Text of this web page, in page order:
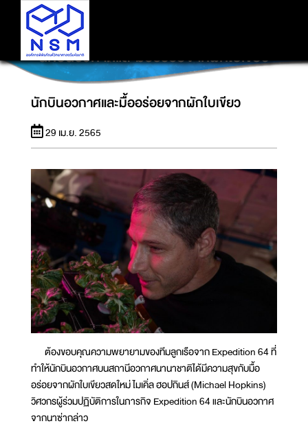
นักบินอวกาศและมื้ออร่อยจากผักใบเขียว
นักบินอวกาศและมื้ออร่อยจากผักใบเขียว
29 เม.ย. 2565
ต้องขอบคุณความพยายามของทีมลูกเรือจาก Expedition 64 ที่
ทำให้นักบินอวกาศบนสถานีอวกาศนานาชาติได้มีความสุขกับมื้อ
อร่อยจากผักใบเขียวสดใหม่ ไมเคิ่ล ฮอปกินส์ (Michael Hopkins)
วิศวกรผู้ร่วมปฏิบัติการในภารกิจ Expedition 64 และนักบินอวกาศ
จากนาซ่ากล่าว